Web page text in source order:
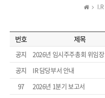
I.R
번호 제목
공지 2026년 임시주주총회 위임장
공지
IR 담당부서 안내
97
2026년 1분기 보고서